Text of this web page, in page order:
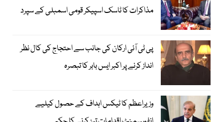
مذاکرات کا ٹاسک اسپیکر قومی اسمبلی کے سپرد
پی ٹی آئی ارکان کی جانب سے احتجاج کی کال نظر
انداز کرنے پر اکبر ایس بابر کا تبصرہ
وزیراعظم کا ٹیکس اہداف کے حصول کیلیے